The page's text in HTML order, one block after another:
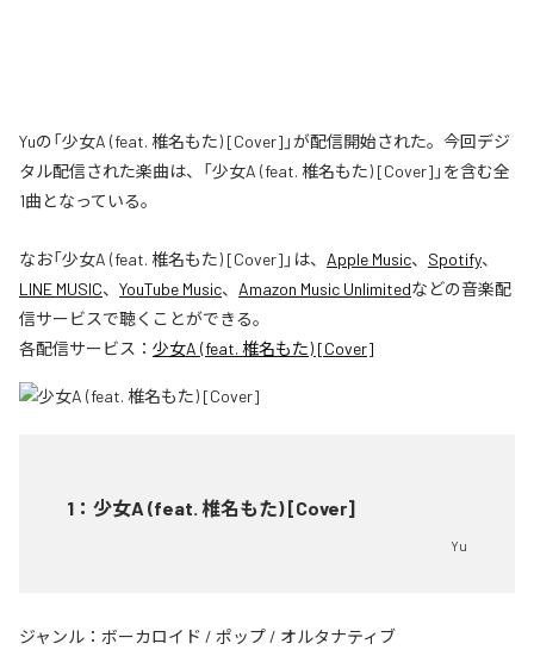
Yuの「少女A (feat. 椎名もた) [Cover]」が配信開始された。今回デジ
タル配信された楽曲は、「少女A (feat. 椎名もた) [Cover]」を含む全
1曲となっている。
なお「少女A (feat. 椎名もた) [Cover] 」は、 Apple Music、 Spotify、
LINE MUSIC、 YouTube Music、 Amazon Music Unlimitedなどの音楽配
信サービスで聴くことができる。
各配信サービス： 少女A (feat. 椎名もた) [Cover]
1 ： 少女A (feat. 椎名もた) [Cover]
Yu
ジャンル： ボーカロイド / ポップ / オルタナティブ